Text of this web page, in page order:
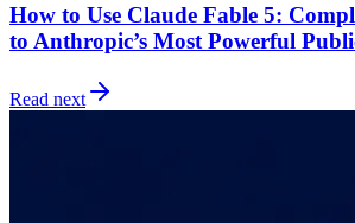
How to Use Claude Fable 5:
to Anthropic’s Most Powerful
Read next